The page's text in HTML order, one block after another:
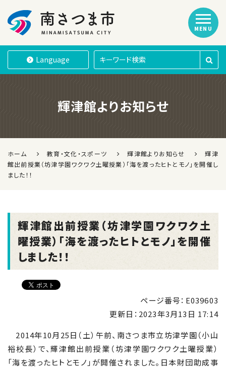
南さつま市
Language
MENU
輝津館よりお知らせ
ホーム 教育・文化・スポーツ 輝津館よりお知らせ
輝津
館出前授業（坊津学園ワクワク土曜授業）「海を渡ったヒトとモノ」を開催し
ました！！
輝津館出前授業（坊津学園ワクワク土
曜授業）「海を渡ったヒトとモノ」を開催
しました！！
ページ番号：E039603
更新日： 2023年3月13日 17:14
2014年10月25日（土）午前、南さつま市立坊津学園（小山
裕校長）で、輝津館出前授業（坊津学園ワクワク土曜授業）
「海を渡ったヒトとモノ」が開催されました。日本財団助成事